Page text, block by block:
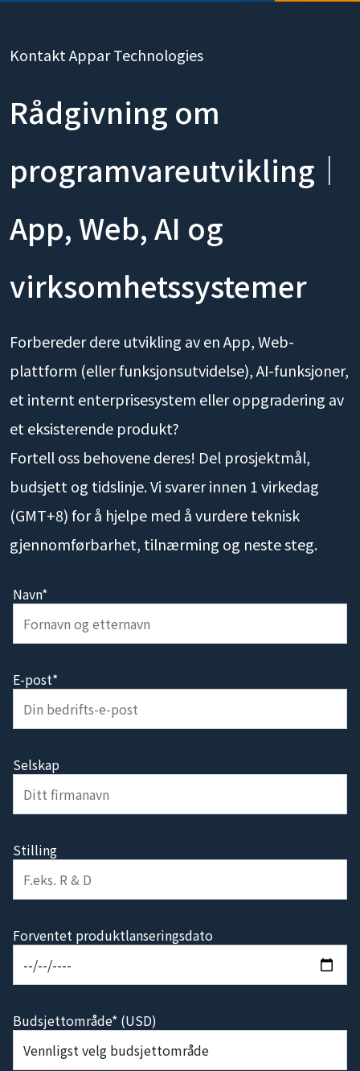
Kontakt Appar Technologies
Rådgivning om
programvareutvikling｜
App, Web, AI og
virksomhetssystemer
Forbereder dere utvikling av en App, Web-
plattform (eller funksjonsutvidelse), AI-funksjoner,
et internt enterprisesystem eller oppgradering av
et eksisterende produkt?
Fortell oss behovene deres! Del prosjektmål,
budsjett og tidslinje. Vi svarer innen 1 virkedag
(GMT+8) for å hjelpe med å vurdere teknisk
gjennomførbarhet, tilnærming og neste steg.
Navn*
E-post*
Selskap
Stilling
Forventet produktlanseringsdato
Budsjettområde* (USD)